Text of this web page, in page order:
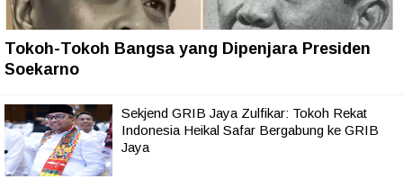
Tokoh-Tokoh Bangsa yang Dipenjara Presiden
Soekarno
Sekjend GRIB Jaya Zulfikar: Tokoh Rekat
Indonesia Heikal Safar Bergabung ke GRIB
Jaya